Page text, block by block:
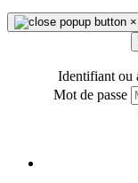
×
Identifiant ou
Mot de passe